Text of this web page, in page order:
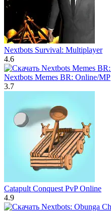
Nextbots Survival: Multiplayer
4.6
Nextbots Memes BR: Online/MP
3.7
Catapult Conquest PvP Online
4.9